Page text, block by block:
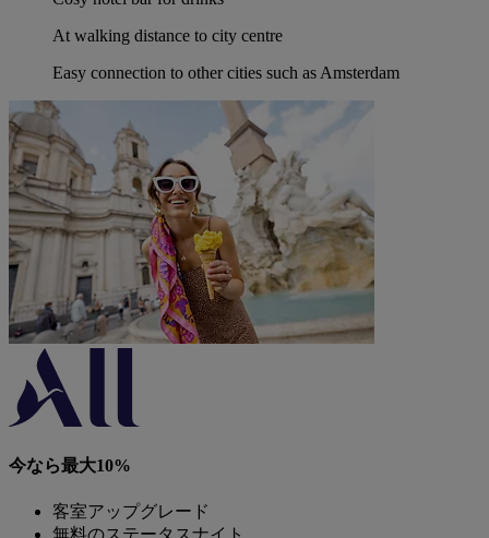
At walking distance to city centre
Easy connection to other cities such as Amsterdam
今なら最大10%
客室アップグレード
無料のステータスナイト